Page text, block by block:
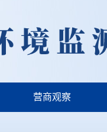
营商观察